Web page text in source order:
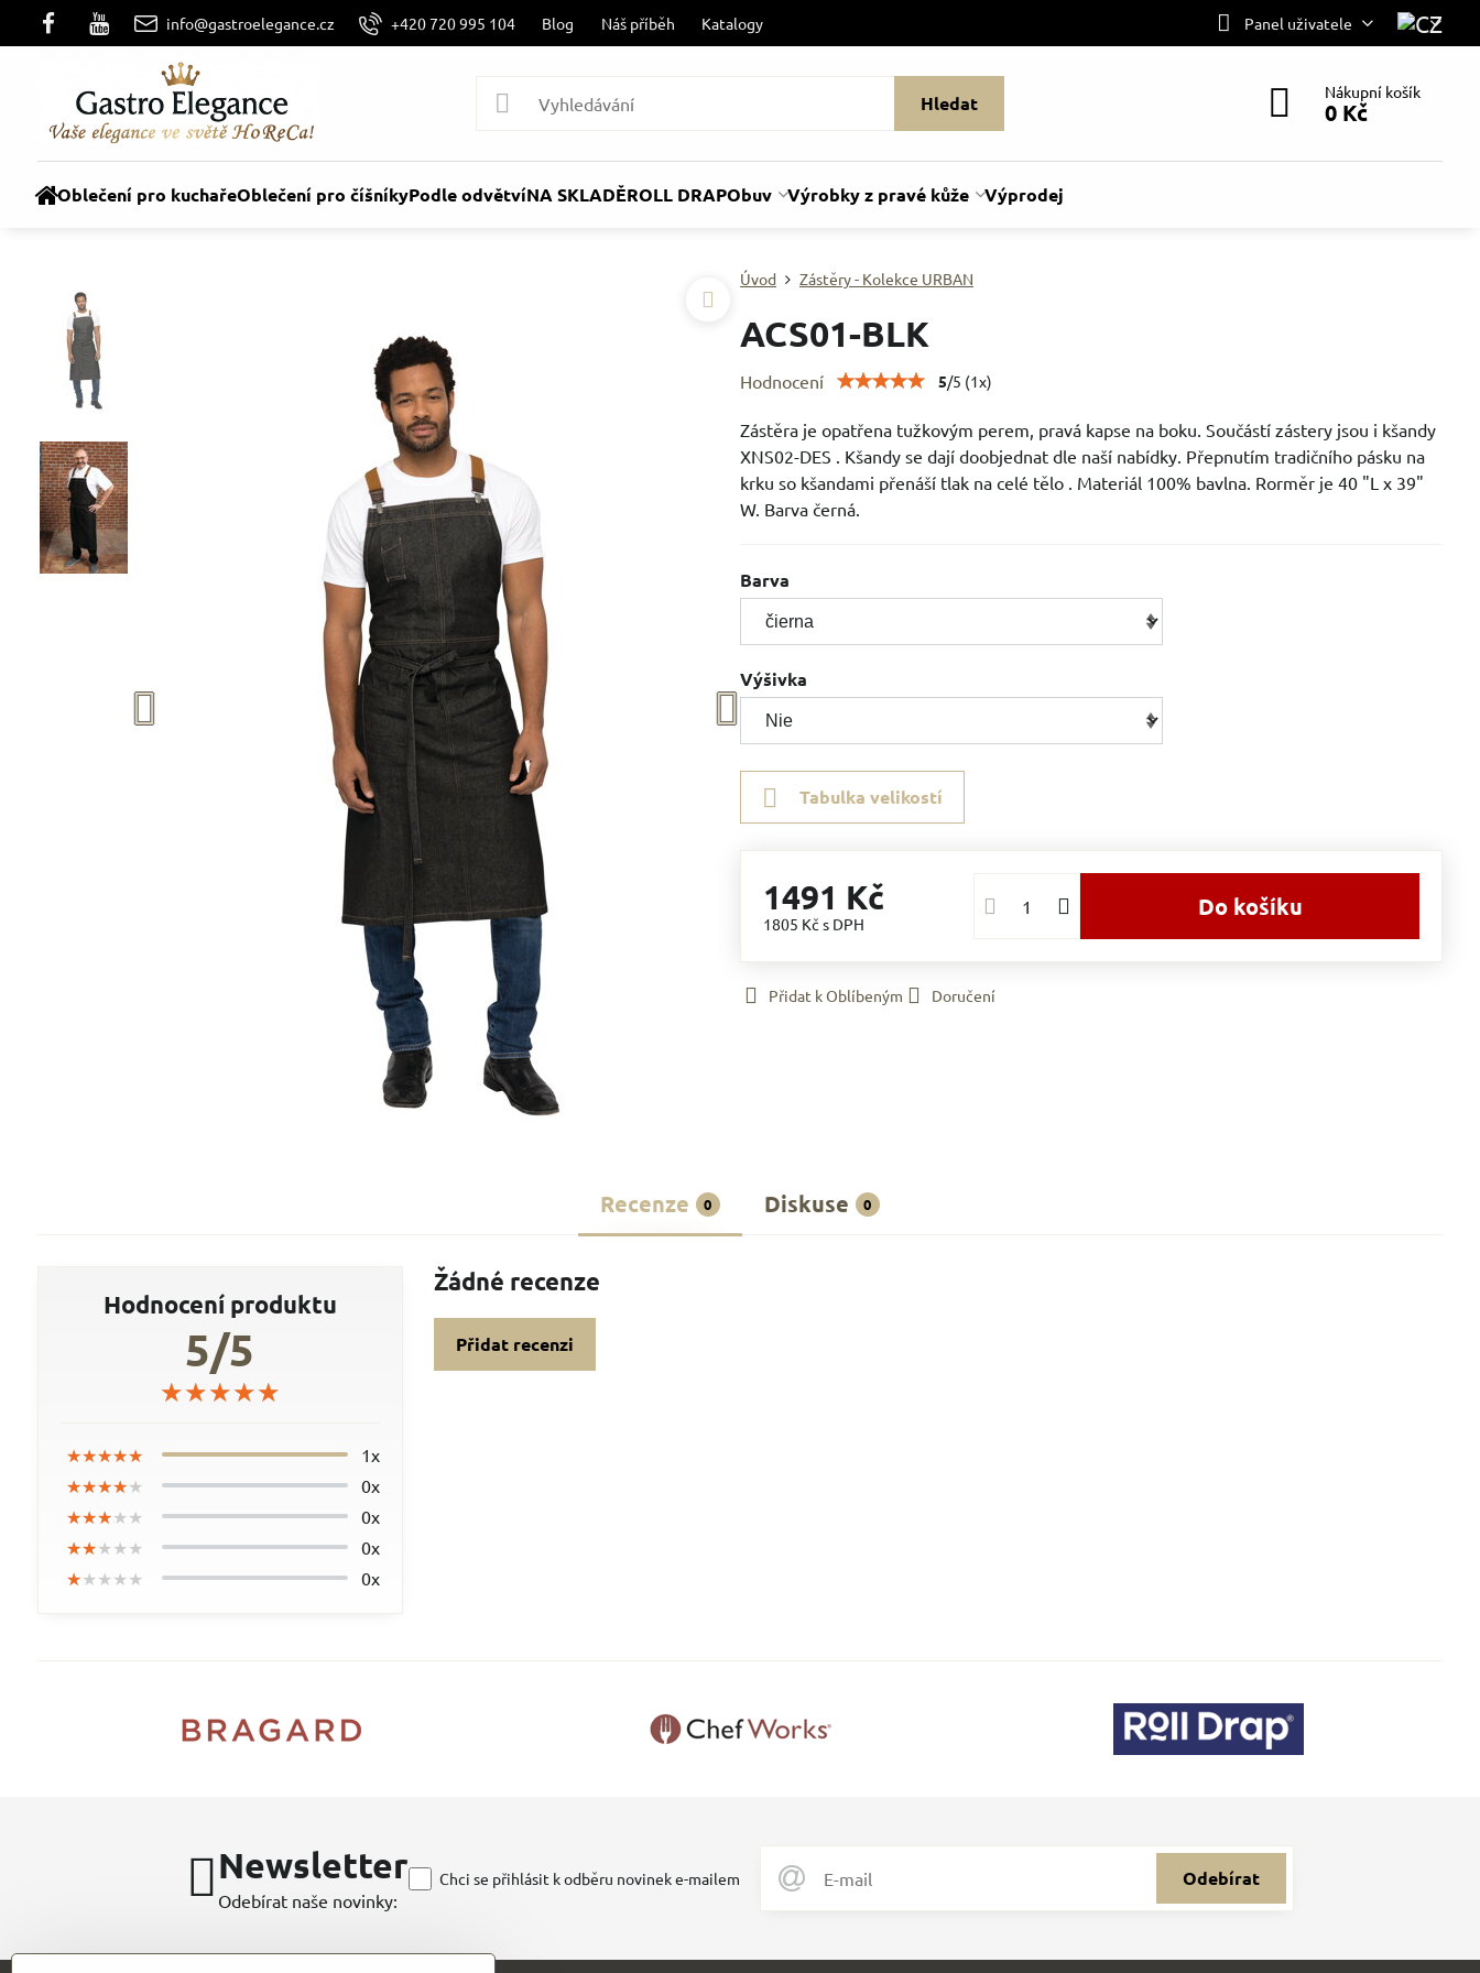
info@gastroelegance.cz +420 720 995 104 Blog Náš příběh Katalogy Panel uživatele
Hledat Nákupní košík
0 Kč
Oblečení pro kuchařeOblečení pro číšníkyPodle odvětvíNA SKLADĚROLL DRAPObuv Výrobky z pravé kůže Výprodej
Úvod Zástěry - Kolekce URBAN
ACS01-BLK
Hodnocení 5/5 (1x)
Zástěra je opatřena tužkovým perem, pravá kapse na boku. Součástí zástery jsou i kšandy
XNS02-DES . Kšandy se dají doobjednat dle naší nabídky. Přepnutím tradičního pásku na
krku so kšandami přenáší tlak na celé tělo . Materiál 100% bavlna. Rorměr je 40 "L x 39"
W. Barva černá.
Barva
Výšivka
Tabulka velikostí
1491 Kč
1805 Kč s DPH
Do košíku
Přidat k Oblíbeným Doručení
Recenze 0 Diskuse 0
Hodnocení produktu
5/5
★★★★★
★★★★★
★★★★★
★★★★★
★★★★★
★★★★★
1x
★★★★★
★★★★★
★★★★★
0x
★★★★★
★★★★★
★★★★★
0x
★★★★★
★★★★★
★★★★★
0x
★★★★★
★★★★★
★★★★★ 0x
Žádné recenze
Přidat recenzi
Newsletter
Odebírat naše novinky:
Odebírat
Chci se přihlásit k odběru novinek e-mailem